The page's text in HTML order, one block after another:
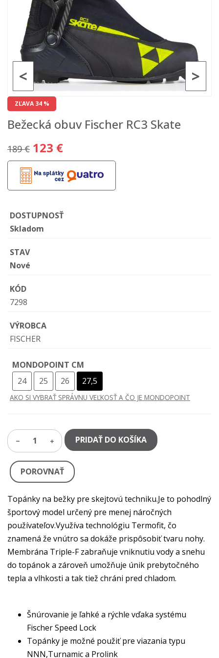
>
<
ZĽAVA 34 %
Bežecká obuv Fischer RC3 Skate
189 € 123 €
DOSTUPNOSŤ
Skladom
STAV
Nové
KÓD
7298
VÝROBCA
FISCHER
MONDOPOINT CM
24
25 26 27,5
AKO SI VYBRAŤ SPRÁVNU VEĽKOSŤ A ČO JE MONDOPOINT
1 PRIDAŤ DO KOŠÍKA
POROVNAŤ
Topánky na bežky pre skejtovú techniku.Je to pohodlný
športový model určený pre menej náročných
používateľov.Využíva technológiu Termofit, čo
znamená že vnútro sa dokáže prispôsobiť tvaru nohy.
Membrána Triple-F zabraňuje vniknutiu vody a snehu
do topánok a zároveň umožňuje únik prebytočného
tepla a vlhkosti a tak tiež chráni pred chladom.
Šnúrovanie je ľahké a rýchle vďaka systému
Fischer Speed Lock
Topánky je možné použiť pre viazania typu
NNN,Turnamic a Prolink